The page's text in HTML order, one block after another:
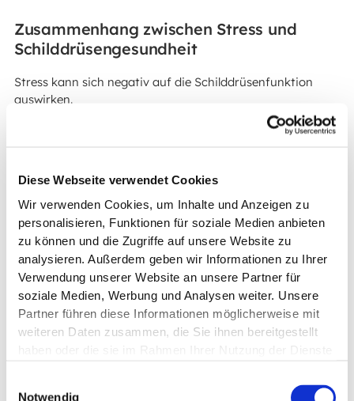
Diese Webseite verwendet Cookies
Wir verwenden Cookies, um Inhalte und Anzeigen zu
personalisieren, Funktionen für soziale Medien anbieten
zu können und die Zugriffe auf unsere Website zu
analysieren. Außerdem geben wir Informationen zu Ihrer
Verwendung unserer Website an unsere Partner für
soziale Medien, Werbung und Analysen weiter. Unsere
Partner führen diese Informationen möglicherweise mit
weiteren Daten zusammen, die Sie ihnen bereitgestellt
Notwendig
Zusammenhang zwischen Stress und
Schilddrüsengesundheit
Stress kann sich negativ auf die Schilddrüsenfunktion
auswirken.
, das Hauptstresshormon, kann den Stoffwechsel
Stressbewältigungstechniken wie Yoga, Meditation und
regelmäßige Bewegungkönnen die
Schilddrüsengesundheit erheblich steigern.
Hormone und deren Einfluss auf das
Wohlbefinden
Hormone wie Östrogen, Progesteron und